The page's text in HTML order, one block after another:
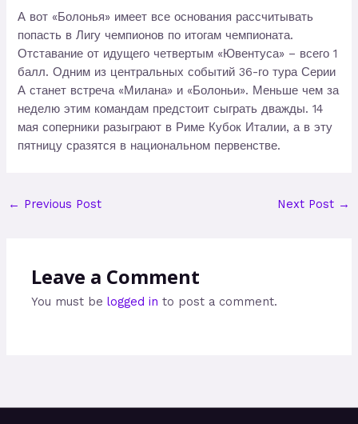
А вот «Болонья» имеет все основания рассчитывать
попасть в Лигу чемпионов по итогам чемпионата.
Отставание от идущего четвертым «Ювентуса» – всего 1
балл. Одним из центральных событий 36-го тура Серии
А станет встреча «Милана» и «Болоньи». Меньше чем за
неделю этим командам предстоит сыграть дважды. 14
мая соперники разыграют в Риме Кубок Италии, а в эту
пятницу сразятся в национальном первенстве.
← Previous Post Next Post →
Leave a Comment
You must belogged in to post a comment.